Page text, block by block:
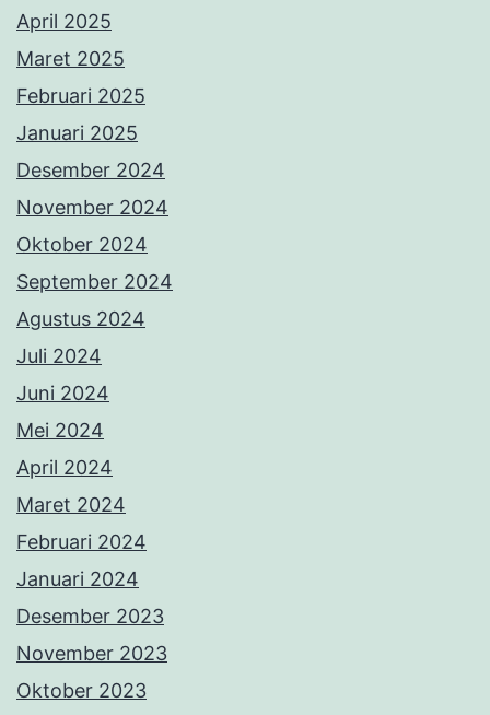
April 2025
Maret 2025
Februari 2025
Januari 2025
Desember 2024
November 2024
Oktober 2024
September 2024
Agustus 2024
Juli 2024
Juni 2024
Mei 2024
April 2024
Maret 2024
Februari 2024
Januari 2024
Desember 2023
November 2023
Oktober 2023